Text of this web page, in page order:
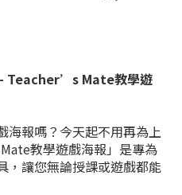
Teacher’s Mate教學遊
報嗎？今天起不用再為上
教學遊戲海報」是專為
，讓您無論授課或遊戲都能